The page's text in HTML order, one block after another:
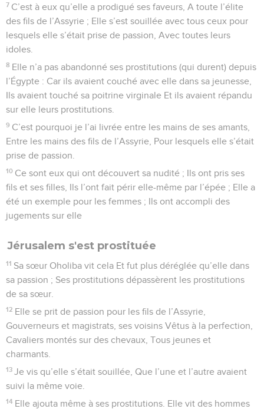
7 C’est à eux qu’elle a prodigué ses faveurs, A toute l’élite
des fils de l’Assyrie ; Elle s’est souillée avec tous ceux pour
lesquels elle s’était prise de passion, Avec toutes leurs
idoles.
8 Elle n’a pas abandonné ses prostitutions (qui durent) depuis
l’Égypte : Car ils avaient couché avec elle dans sa jeunesse,
Ils avaient touché sa poitrine virginale Et ils avaient répandu
sur elle leurs prostitutions.
9 C’est pourquoi je l’ai livrée entre les mains de ses amants,
Entre les mains des fils de l’Assyrie, Pour lesquels elle s’était
prise de passion.
10 Ce sont eux qui ont découvert sa nudité ; Ils ont pris ses
fils et ses filles, Ils l’ont fait périr elle-même par l’épée ; Elle a
été un exemple pour les femmes ; Ils ont accompli des
jugements sur elle
Jérusalem s'est prostituée
11 Sa sœur Oholiba vit cela Et fut plus déréglée qu’elle dans
sa passion ; Ses prostitutions dépassèrent les prostitutions
de sa sœur.
12 Elle se prit de passion pour les fils de l’Assyrie,
Gouverneurs et magistrats, ses voisins Vêtus à la perfection,
Cavaliers montés sur des chevaux, Tous jeunes et
charmants.
13 Je vis qu’elle s’était souillée, Que l’une et l’autre avaient
suivi la même voie.
14 Elle ajouta même à ses prostitutions. Elle vit des hommes